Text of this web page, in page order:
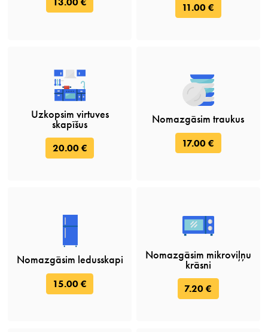
13.00 € 11.00 €
Uzkopsim virtuves
skapīšus
20.00 €
Nomazgāsim traukus
17.00 €
Nomazgāsim ledusskapi
15.00 €
Nomazgāsim mikroviļņu
krāsni
7.20 €